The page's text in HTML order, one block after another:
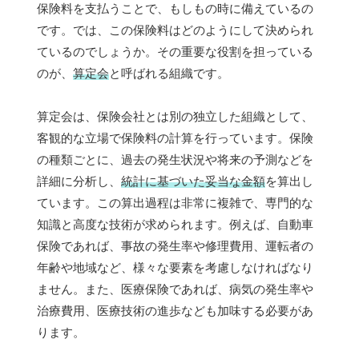
保険料を支払うことで、もしもの時に備えているの
です。では、この保険料はどのようにして決められ
ているのでしょうか。その重要な役割を担っている
のが、 算定会と呼ばれる組織です。
算定会は、保険会社とは別の独立した組織として、
客観的な立場で保険料の計算を行っています。保険
の種類ごとに、過去の発生状況や将来の予測などを
詳細に分析し、 統計に基づいた妥当な金額を算出し
ています。この算出過程は非常に複雑で、専門的な
知識と高度な技術が求められます。例えば、自動車
保険であれば、事故の発生率や修理費用、運転者の
年齢や地域など、様々な要素を考慮しなければなり
ません。また、医療保険であれば、病気の発生率や
治療費用、医療技術の進歩なども加味する必要があ
ります。